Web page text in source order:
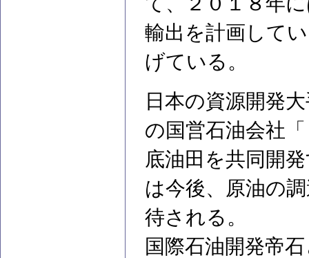
輸出を計画して
げている。
日本の資源開発
の国営石油会社
底油田を共同開
は今後、原油の
待される。
国際石油開発帝